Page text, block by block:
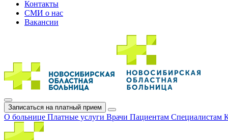
Контакты
СМИ о нас
Вакансии
Записаться на платный прием
О больнице Платные услуги Врачи Пациентам Специалистам